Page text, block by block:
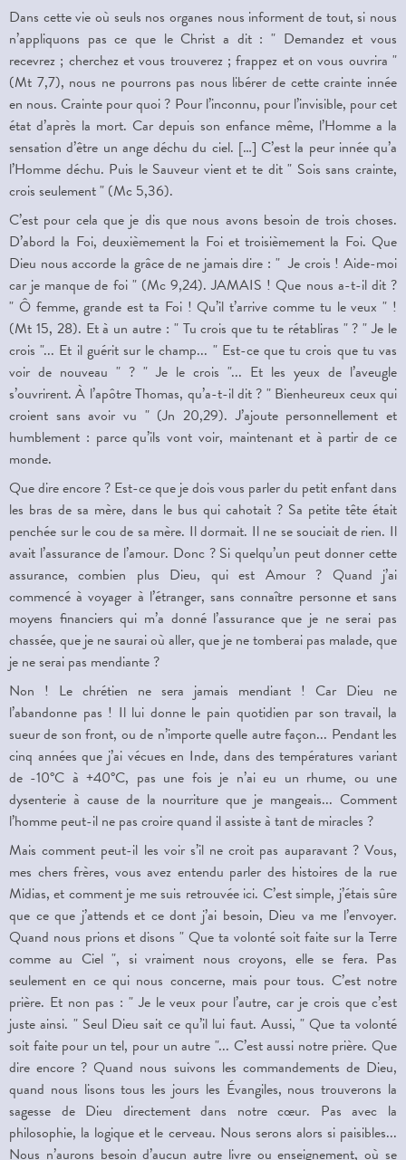
Dans cette vie où seuls nos organes nous informent de tout, si nous
n’appliquons pas ce que le Christ a dit : " Demandez et vous
recevrez ; cherchez et vous trouverez ; frappez et on vous ouvrira "
(Mt 7,7), nous ne pourrons pas nous libérer de cette crainte innée
en nous. Crainte pour quoi ? Pour l’inconnu, pour l’invisible, pour cet
état d’après la mort. Car depuis son enfance même, l’Homme a la
sensation d’être un ange déchu du ciel. […] C’est la peur innée qu’a
l’Homme déchu. Puis le Sauveur vient et te dit " Sois sans crainte,
crois seulement " (Mc 5,36).
C’est pour cela que je dis que nous avons besoin de trois choses.
D’abord la Foi, deuxièmement la Foi et troisièmement la Foi. Que
Dieu nous accorde la grâce de ne jamais dire : " Je crois ! Aide-moi
car je manque de foi " (Mc 9,24). JAMAIS ! Que nous a-t-il dit ?
" Ô femme, grande est ta Foi ! Qu’il t’arrive comme tu le veux " !
(Mt 15, 28). Et à un autre : " Tu crois que tu te rétabliras " ? " Je le
crois "... Et il guérit sur le champ... " Est-ce que tu crois que tu vas
voir de nouveau " ? " Je le crois "... Et les yeux de l’aveugle
s’ouvrirent. À l’apôtre Thomas, qu’a-t-il dit ? " Bienheureux ceux qui
croient sans avoir vu " (Jn 20,29). J’ajoute personnellement et
humblement : parce qu’ils vont voir, maintenant et à partir de ce
monde.
Que dire encore ? Est-ce que je dois vous parler du petit enfant dans
les bras de sa mère, dans le bus qui cahotait ? Sa petite tête était
penchée sur le cou de sa mère. Il dormait. Il ne se souciait de rien. Il
avait l’assurance de l’amour. Donc ? Si quelqu’un peut donner cette
assurance, combien plus Dieu, qui est Amour ? Quand j’ai
commencé à voyager à l’étranger, sans connaître personne et sans
moyens financiers qui m’a donné l’assurance que je ne serai pas
chassée, que je ne saurai où aller, que je ne tomberai pas malade, que
je ne serai pas mendiante ?
Non ! Le chrétien ne sera jamais mendiant ! Car Dieu ne
l’abandonne pas ! Il lui donne le pain quotidien par son travail, la
sueur de son front, ou de n’importe quelle autre façon... Pendant les
cinq années que j’ai vécues en Inde, dans des températures variant
de -10°C à +40°C, pas une fois je n’ai eu un rhume, ou une
dysenterie à cause de la nourriture que je mangeais... Comment
l’homme peut-il ne pas croire quand il assiste à tant de miracles ?
Mais comment peut-il les voir s’il ne croit pas auparavant ? Vous,
mes chers frères, vous avez entendu parler des histoires de la rue
Midias, et comment je me suis retrouvée ici. C’est simple, j’étais sûre
que ce que j’attends et ce dont j’ai besoin, Dieu va me l’envoyer.
Quand nous prions et disons " Que ta volonté soit faite sur la Terre
comme au Ciel ", si vraiment nous croyons, elle se fera. Pas
seulement en ce qui nous concerne, mais pour tous. C’est notre
prière. Et non pas : " Je le veux pour l’autre, car je crois que c’est
juste ainsi. " Seul Dieu sait ce qu’il lui faut. Aussi, " Que ta volonté
soit faite pour un tel, pour un autre "... C’est aussi notre prière. Que
dire encore ? Quand nous suivons les commandements de Dieu,
quand nous lisons tous les jours les Évangiles, nous trouverons la
sagesse de Dieu directement dans notre cœur. Pas avec la
philosophie, la logique et le cerveau. Nous serons alors si paisibles...
Nous n’aurons besoin d’aucun autre livre ou enseignement, où se